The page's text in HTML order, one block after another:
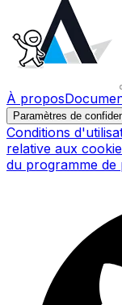
À propos
Paramètres de
Conditions
relative aux
du programme de